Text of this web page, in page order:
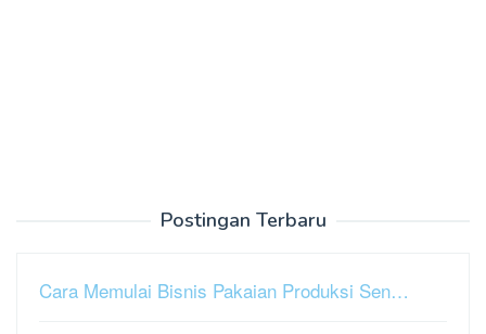
Postingan Terbaru
Cara Memulai Bisnis Pakaian Produksi Sen…